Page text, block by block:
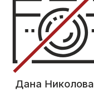
Дана Николова